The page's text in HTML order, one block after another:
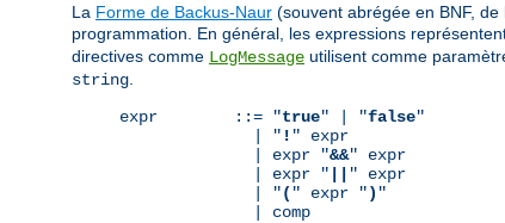
La Forme de Backus-Naur (souvent abrégée en BNF,
programmation. En général, les expressions
directives comme LogMessage utilisent comme
string
expr        ::= "true" | "false"
              | "
! " expr
              | expr "
&&" expr
              | expr "
" expr
              | "
( " expr ") "
              | comp